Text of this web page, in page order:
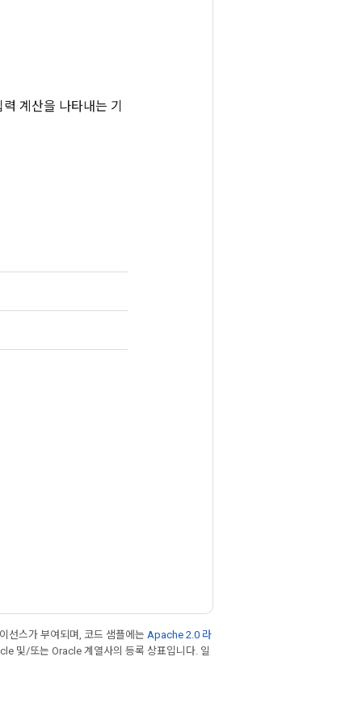
계산을 나타내는 기
선스가 부여되며, 코드 샘플에는 Apache 2.0 라
및/또는 Oracle 계열사의 등록 상표입니다. 일